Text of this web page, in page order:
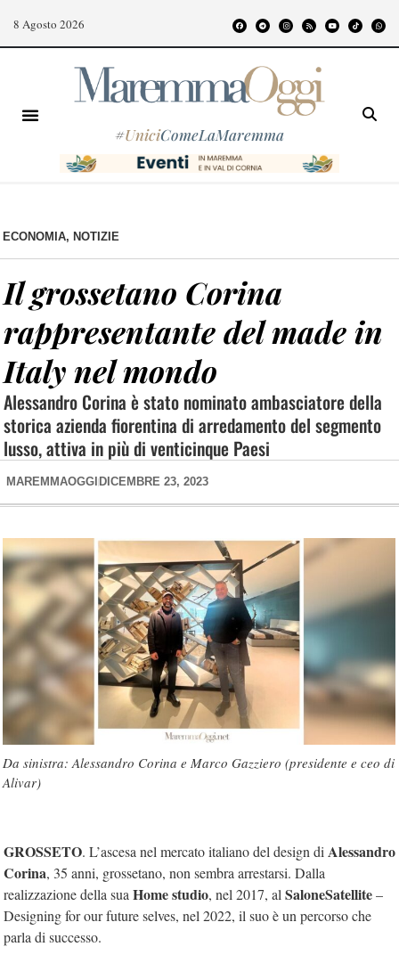
8 Agosto 2026
#UniciComeLaMaremma
ECONOMIA, NOTIZIE
Il grossetano Corina
rappresentante del made in
Italy nel mondo
Alessandro Corina è stato nominato ambasciatore della
storica azienda fiorentina di arredamento del segmento
lusso, attiva in più di venticinque Paesi
MAREMMAOGGI DICEMBRE 23, 2023
Da sinistra: Alessandro Corina e Marco Gazziero (presidente e ceo di
Alivar)
GROSSETO. L’ascesa nel mercato italiano del design di Alessandro
Corina, 35 anni, grossetano, non sembra arrestarsi. Dalla
realizzazione della sua Home studio, nel 2017, al SaloneSatellite–
Designing for our future selves, nel 2022, il suo è un percorso che
parla di successo.